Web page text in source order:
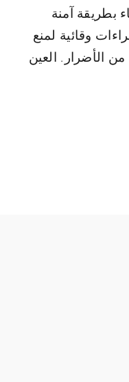
بطريقة آمنة
وقائية لمنع
الأضرار. العين